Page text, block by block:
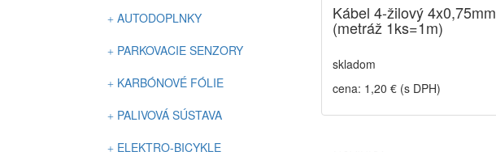
AUTODOPLNKY
PARKOVACIE SENZORY
KARBÓNOVÉ FÓLIE
PALIVOVÁ SÚSTAVA
ELEKTRO-BICYKLE
Kábel 4-žilový 4x0,75mm
(metráž 1ks=1m)
skladom
cena: 1,20 € (s DPH)